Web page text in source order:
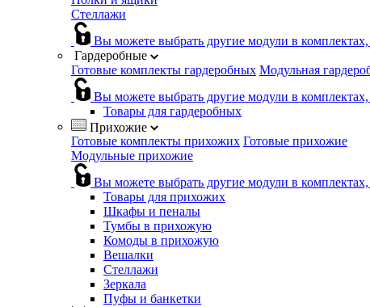
Стеллажи
Вы можете выбрать другие модули в
Гардеробные
Готовые комплекты гардеробных Модульная
Вы можете выбрать другие модули в
Товары для гардеробных
Прихожие
Готовые комплекты прихожих Готовые прихожие
Модульные прихожие
Вы можете выбрать другие модули в
Товары для прихожих
Шкафы и пеналы
Тумбы в прихожую
Комоды в прихожую
Вешалки
Стеллажи
Зеркала
Пуфы и банкетки